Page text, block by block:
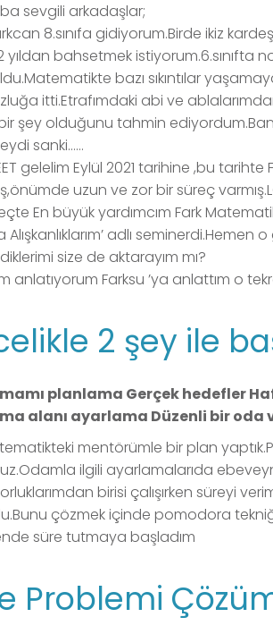
sevgili arkadaşlar;
8.sınıfa gidiyorum.Birde ikiz
yıldan bahsetmek istiyorum.6.sınıfta
bazı sıkıntılar yaşamaya
itti.Etrafımdaki abi ve
şey olduğunu tahmin
sanki……
gelelim Eylül 2021 tarihine ,bu
uzun ve zor bir süreç
En büyük yardımcım Fark
Alışkanlıklarım’ adlı
size de aktarayım mı?
anlatıyorum Farksu ’ya anlattım o
2 şey ile
planlama Gerçek hedefler
alanı ayarlama Düzenli bir oda
mentörümle bir plan
ilgili ayarlamalarıda
birisi çalışırken süreyi
çözmek içinde pomodora
süre tutmaya başladım
Problemi